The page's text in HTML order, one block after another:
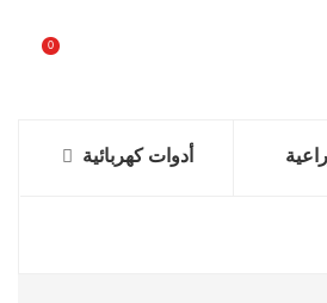
0
أدوات كهربائية